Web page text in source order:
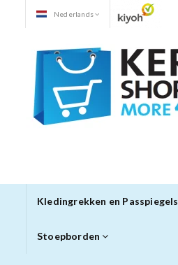
Nederlands
Kledingrekken en Passpiegels
Stoepborden